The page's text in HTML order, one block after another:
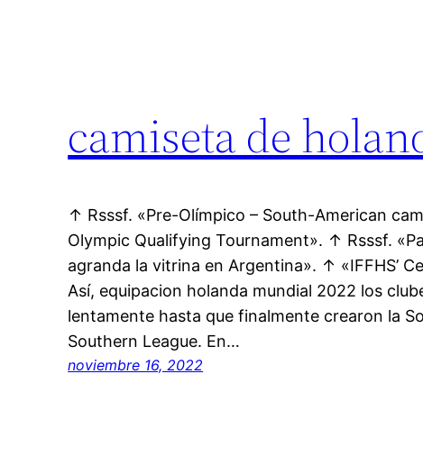
camiseta de
↑ Rsssf. «Pre-Olímpico – South-American
Olympic Qualifying Tournament». ↑ Rsssf.
agranda la vitrina en Argentina». ↑ «IFFHS’
Así, equipacion holanda mundial 2022 los
lentamente hasta que finalmente crearon la
Southern League. En…
noviembre 16, 2022